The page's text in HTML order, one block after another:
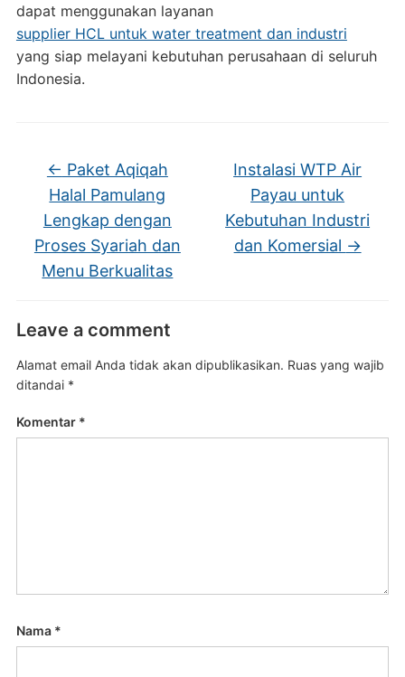
dapat menggunakan layanan
supplier HCL untuk water treatment dan industri
yang siap melayani kebutuhan perusahaan di seluruh
Indonesia.
← Paket Aqiqah
Halal Pamulang
Lengkap dengan
Proses Syariah dan
Menu Berkualitas
Instalasi WTP Air
Payau untuk
Kebutuhan Industri
dan Komersial →
Leave a comment
Alamat email Anda tidak akan dipublikasikan. Ruas yang wajib
ditandai *
Komentar *
Nama *